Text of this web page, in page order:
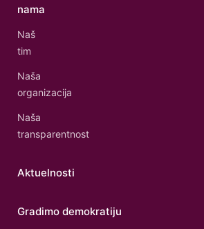
nama
Naš
tim
Naša
organizacija
Naša
transparentnost
Aktuelnosti
Gradimo demokratiju